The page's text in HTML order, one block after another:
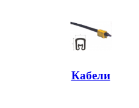
Кабели